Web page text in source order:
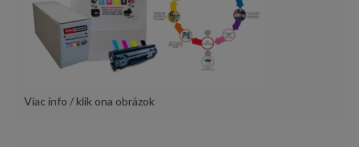
Viac info / klik ona obrázok